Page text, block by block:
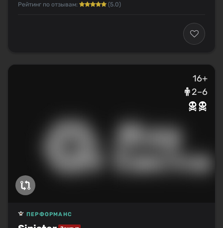
Рейтинг по отзывам: (5.0)
16+
2–6
ПЕРФОРМАНС